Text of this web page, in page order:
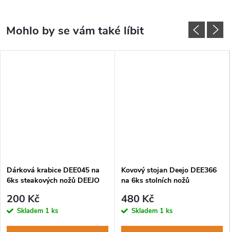
Dárková krabice DEE045 na
6ks steakových nožů DEEJO
200 Kč
Skladem 1 ks
Kovový stojan Deejo DEE366
na 6ks stolních nožů
480 Kč
Skladem 1 ks